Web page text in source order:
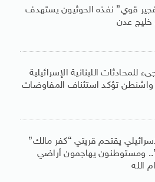
قوي” نفذه الحوثيون يستهدف
عدن
للمحادثات اللبنانية الإسرائيلية
تؤكد استئناف المفاوضات
يقتحم قريتي “كفر مالك”
ومستوطنون يهاجمون أراضي
الله